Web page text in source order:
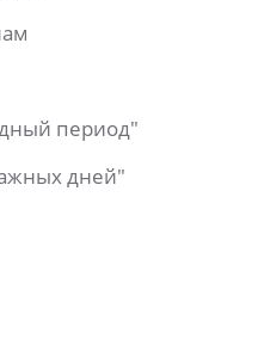
период"
дней"